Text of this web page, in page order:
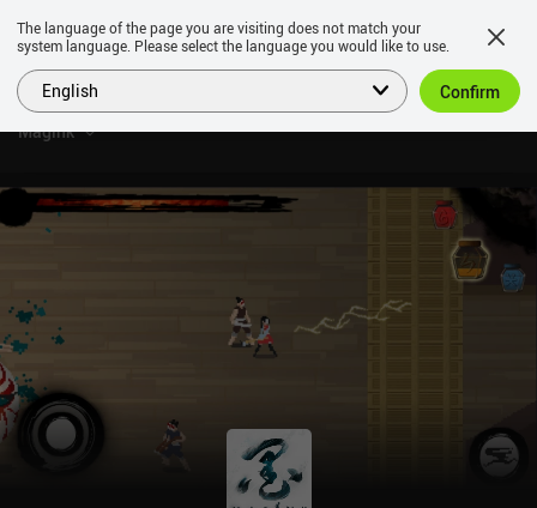
Magink
The language of the page you are visiting does not match your
system language. Please select the language you would like to use.
English Confirm